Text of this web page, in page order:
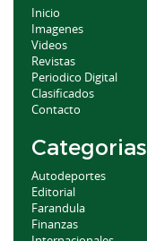
Inicio
Imagenes
Videos
Revistas
Periodico Digital
Clasificados
Contacto
Categorias
Autodeportes
Editorial
Farandula
Finanzas